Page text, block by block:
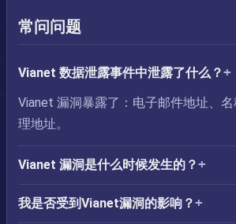
常问问题
Vianet 数据泄露事件中泄露了什么？
Vianet 漏洞暴露了：电子邮件地址、
理地址。
Vianet 漏洞是什么时候发生的？
我是否受到Vianet漏洞的影响？